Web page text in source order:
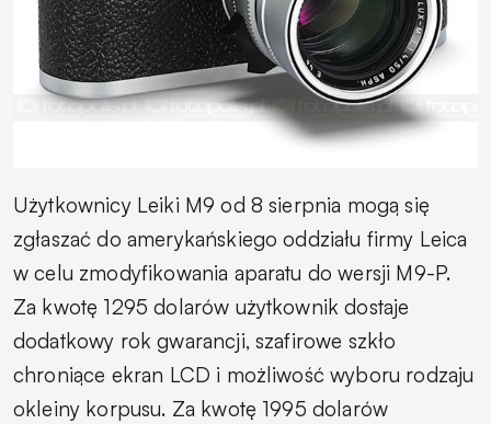
Użytkownicy Leiki M9 od 8 sierpnia mogą się
zgłaszać do amerykańskiego oddziału firmy Leica
w celu zmodyfikowania aparatu do wersji M9-P.
Za kwotę 1295 dolarów użytkownik dostaje
dodatkowy rok gwarancji, szafirowe szkło
chroniące ekran LCD i możliwość wyboru rodzaju
okleiny korpusu. Za kwotę 1995 dolarów